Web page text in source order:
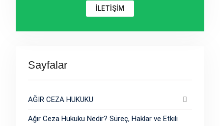
İLETİŞİM
Sayfalar
AĞIR CEZA HUKUKU
Ağır Ceza Hukuku Nedir? Süreç, Haklar ve Etkili